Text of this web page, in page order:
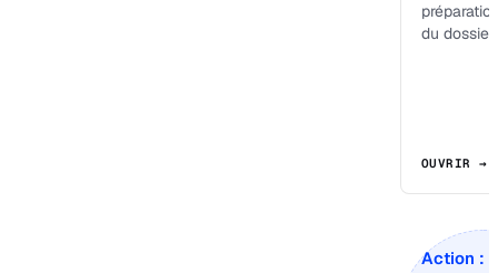
du dossier.
OUVRIR →
Action :